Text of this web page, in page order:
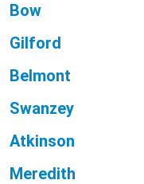
Bow
Gilford
Belmont
Swanzey
Atkinson
Meredith